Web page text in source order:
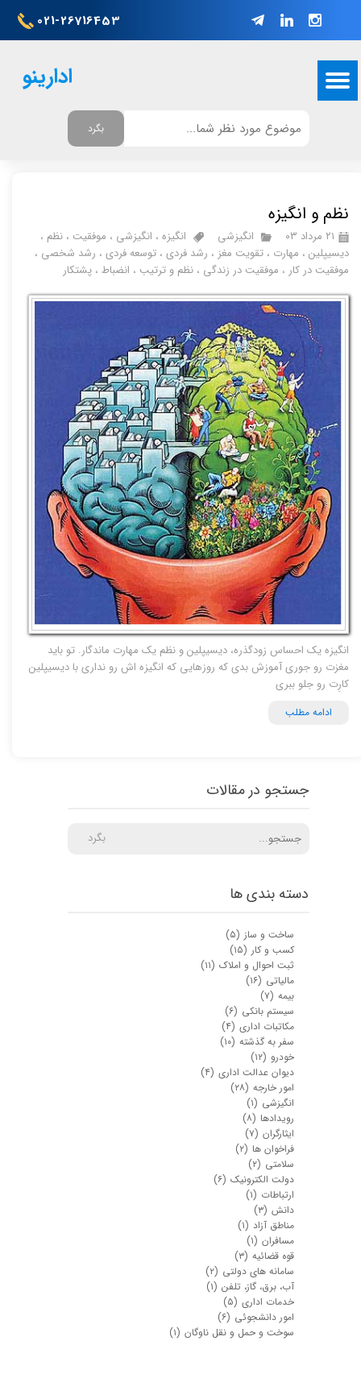
021-26716453
ادارینو
بگرد
نظم و انگیزه
۲۱ مرداد ۰۳ انگیزشی انگیزه ، انگیزشی ، موفقیت ،نظم ،
دیسیپلین ، مهارت ،تقویت مغز ، رشد فردی ،توسعه فردی ، رشد شخصی ،
موفقیت در کار ، موفقیت در زندگی ،نظم و ترتیب ، انضباط ،پشتکار
انگیزه یک احساس زودگذره، دیسیپلین و نظم یک مهارت ماندگار. تو باید
مغزت رو جوری آموزش بدی که روزهایی که انگیزه اش رو نداری با دیسیپلین
کارِت رو جلو ببری
ادامه مطلب
دسته بندی ها
ساخت و ساز (۵)
کسب و کار (۱۵)
ثبت احوال و املاک (۱۱)
مالیاتی (۱۶)
بیمه (۷)
سیستم بانکی (۶)
مکاتبات اداری (۴)
سفر به گذشته (۱۰)
خودرو (۱۲)
دیوان عدالت اداری (۴)
امور خارجه (۲۸)
انگیزشی (۱)
رویدادها (۸)
ایثارگران (۷)
فراخوان ها (۲)
سلامتی (۲)
دولت الکترونیک (۶)
ارتباطات (۱)
دانش (۳)
مناطق آزاد (۱)
مسافران (۱)
قوه قضائیه (۳)
سامانه های دولتی (۲)
آب، برق، گاز، تلفن (۱)
خدمات اداری (۵)
امور دانشجوئی (۶)
سوخت و حمل و نقل ناوگان (۱)
جستجو در مقالات
بگرد